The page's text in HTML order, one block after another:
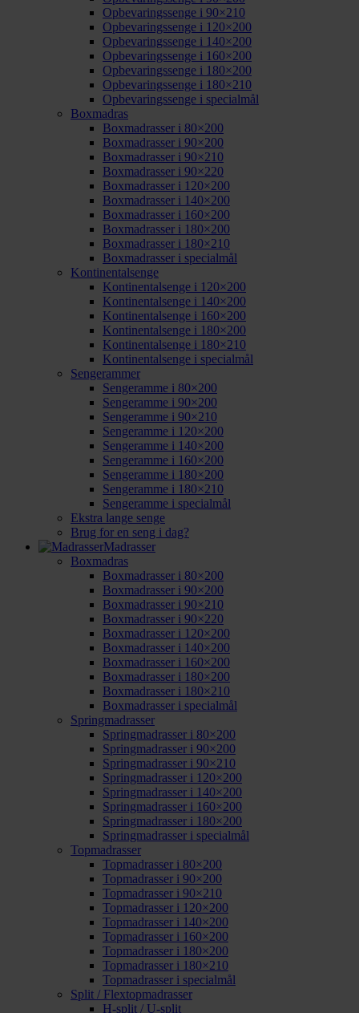
Opbevaringssenge i 90×210
Opbevaringssenge i 120×200
Opbevaringssenge i 140×200
Opbevaringssenge i 160×200
Opbevaringssenge i 180×200
Opbevaringssenge i 180×210
Opbevaringssenge i specialmål
Boxmadras
Boxmadrasser i 80×200
Boxmadrasser i 90×200
Boxmadrasser i 90×210
Boxmadrasser i 90×220
Boxmadrasser i 120×200
Boxmadrasser i 140×200
Boxmadrasser i 160×200
Boxmadrasser i 180×200
Boxmadrasser i 180×210
Boxmadrasser i specialmål
Kontinentalsenge
Kontinentalsenge i 120×200
Kontinentalsenge i 140×200
Kontinentalsenge i 160×200
Kontinentalsenge i 180×200
Kontinentalsenge i 180×210
Kontinentalsenge i specialmål
Sengerammer
Sengeramme i 80×200
Sengeramme i 90×200
Sengeramme i 90×210
Sengeramme i 120×200
Sengeramme i 140×200
Sengeramme i 160×200
Sengeramme i 180×200
Sengeramme i 180×210
Sengeramme i specialmål
Ekstra lange senge
Brug for en seng i dag?
Madrasser
Boxmadras
Boxmadrasser i 80×200
Boxmadrasser i 90×200
Boxmadrasser i 90×210
Boxmadrasser i 90×220
Boxmadrasser i 120×200
Boxmadrasser i 140×200
Boxmadrasser i 160×200
Boxmadrasser i 180×200
Boxmadrasser i 180×210
Boxmadrasser i specialmål
Springmadrasser
Springmadrasser i 80×200
Springmadrasser i 90×200
Springmadrasser i 90×210
Springmadrasser i 120×200
Springmadrasser i 140×200
Springmadrasser i 160×200
Springmadrasser i 180×200
Springmadrasser i specialmål
Topmadrasser
Topmadrasser i 80×200
Topmadrasser i 90×200
Topmadrasser i 90×210
Topmadrasser i 120×200
Topmadrasser i 140×200
Topmadrasser i 160×200
Topmadrasser i 180×200
Topmadrasser i 180×210
Topmadrasser i specialmål
Split / Flextopmadrasser
H-split / U-split